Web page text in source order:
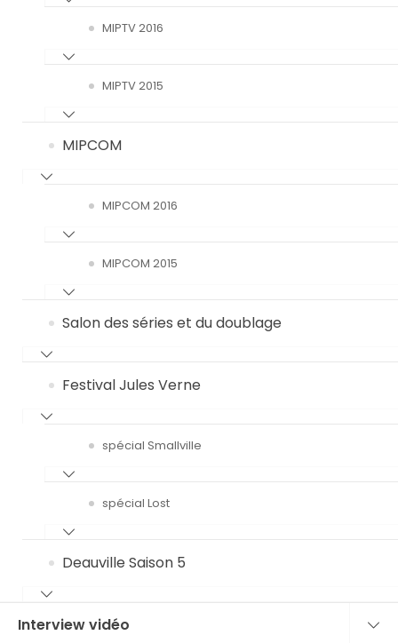
MIPTV 2016
MIPTV 2015
MIPCOM
MIPCOM 2016
MIPCOM 2015
Salon des séries et du doublage
Festival Jules Verne
spécial Smallville
spécial Lost
Deauville Saison 5
Interview vidéo